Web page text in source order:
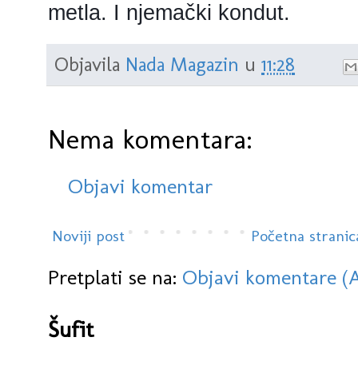
metla. I njemački kondut.
Objavila Nada Magazin u 11:28
Nema komentara:
Objavi komentar
Noviji post Početna
Pretplati se na: Objavi komentare
Šufit